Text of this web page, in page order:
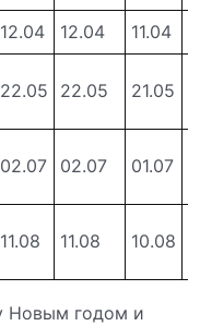
12.04 12.04 11.04
22.05 22.05 21.05
02.07 02.07 01.07
11.08 11.08 10.08
Новым годом и